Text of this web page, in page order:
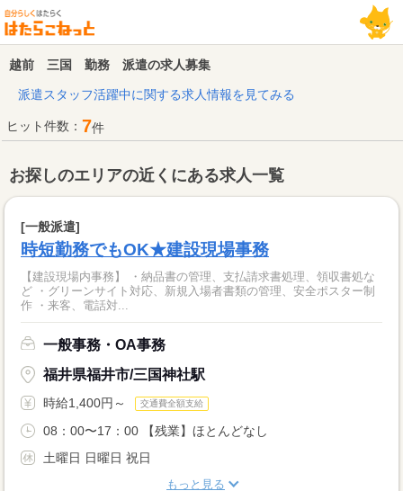
越前 三国 勤務 派遣の求人募集
派遣スタッフ活躍中に関する求人情報を見てみる
ヒット件数： 7件
お探しのエリアの近くにある求人一覧
[一般派遣]
時短勤務でもOK★建設現場事務
【建設現場内事務】 ・納品書の管理、支払請求書処理、領収書処な
ど ・グリーンサイト対応、新規入場者書類の管理、安全ポスター制
作 ・来客、電話対...
一般事務・OA事務
福井県福井市/三国神社駅
時給1,400円～ 交通費全額支給
08：00〜17：00 【残業】ほとんどなし
土曜日 日曜日 祝日
もっと見る